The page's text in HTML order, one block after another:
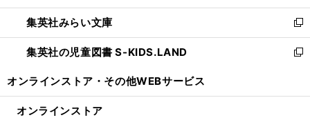
開
く
ウ
で
開
く
ン
ド
ウ
で
ウ
ィ
ン
ド
開
集英社みらい文庫
新
し
い
ン
集英社の児童図書 S-KIDS.LAND
新
ウ
オンラインストア・ その他WEBサービス
オンラインストア